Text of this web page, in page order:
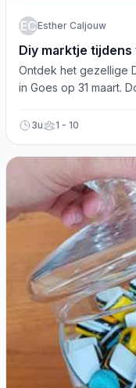
ECEsther Caljouw
Diy
Ontdek het gezellige
in Goes op 31 maart.
3u 1 - 10